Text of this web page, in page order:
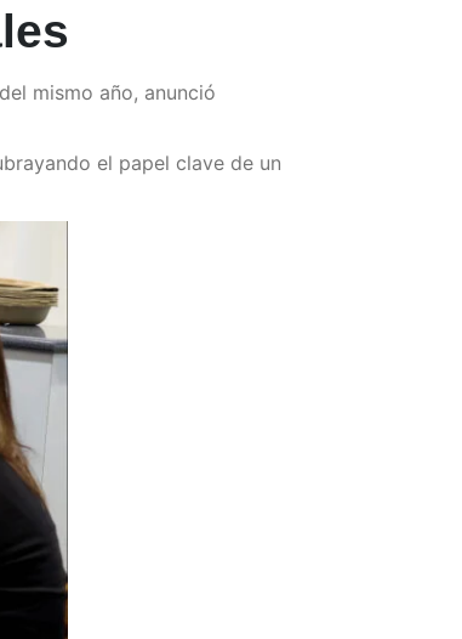
mismo año, anunció
el papel clave de un